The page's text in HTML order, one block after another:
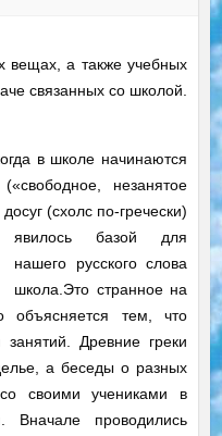
вещах, а также учебных
связанных со школой.
в школе начинаются
незанятое
(схолс по-гречески)
явилось базой для
нашего русского слова
школа.Это странное на
объясняется тем, что
Древние греки
а беседы о разных
своими учениками в
Вначале проводились